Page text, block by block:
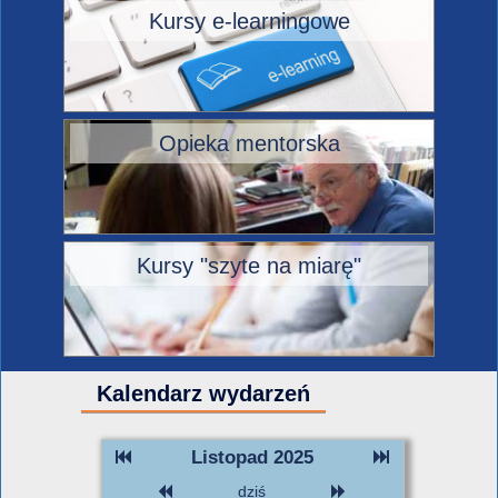
Kursy e-learningowe
Opieka mentorska
Kursy "szyte na miarę"
Kalendarz wydarzeń
Listopad 2025
dziś